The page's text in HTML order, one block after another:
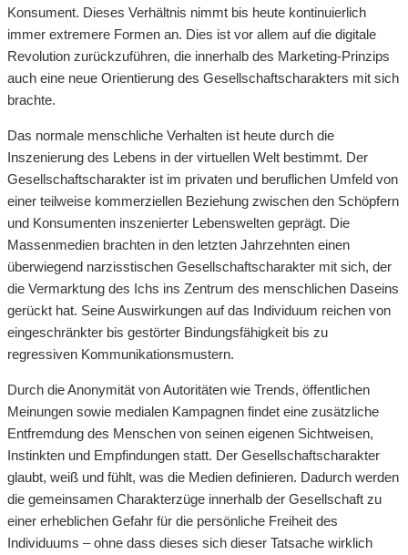
Konsument. Dieses Verhältnis nimmt bis heute kontinuierlich
immer extremere Formen an. Dies ist vor allem auf die digitale
Revolution zurückzuführen, die innerhalb des Marketing-Prinzips
auch eine neue Orientierung des Gesellschaftscharakters mit sich
brachte.
Das normale menschliche Verhalten ist heute durch die
Inszenierung des Lebens in der virtuellen Welt bestimmt. Der
Gesellschaftscharakter ist im privaten und beruflichen Umfeld von
einer teilweise kommerziellen Beziehung zwischen den Schöpfern
und Konsumenten inszenierter Lebenswelten geprägt. Die
Massenmedien brachten in den letzten Jahrzehnten einen
überwiegend narzisstischen Gesellschaftscharakter mit sich, der
die Vermarktung des Ichs ins Zentrum des menschlichen Daseins
gerückt hat. Seine Auswirkungen auf das Individuum reichen von
eingeschränkter bis gestörter Bindungsfähigkeit bis zu
regressiven Kommunikationsmustern.
Durch die Anonymität von Autoritäten wie Trends, öffentlichen
Meinungen sowie medialen Kampagnen findet eine zusätzliche
Entfremdung des Menschen von seinen eigenen Sichtweisen,
Instinkten und Empfindungen statt. Der Gesellschaftscharakter
glaubt, weiß und fühlt, was die Medien definieren. Dadurch werden
die gemeinsamen Charakterzüge innerhalb der Gesellschaft zu
einer erheblichen Gefahr für die persönliche Freiheit des
Individuums – ohne dass dieses sich dieser Tatsache wirklich